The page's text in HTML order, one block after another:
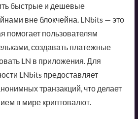
быстрые и дешевые
вне блокчейна. LNbits — это
помогает пользователям
создавать платежные
LN в приложения. Для
LNbits предоставляет
транзакций, что делает
в мире криптовалют.